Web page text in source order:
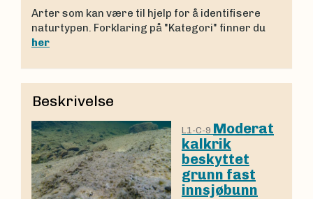
Arter som kan være til hjelp for å identifisere
naturtypen. Forklaring på "Kategori" finner du
her
Beskrivelse
L1-C-9 Moderat
kalkrik
beskyttet
grunn fast
innsjøbunn